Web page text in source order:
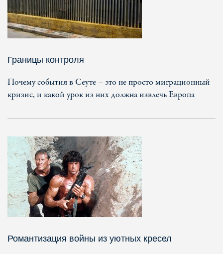
Границы контроля
Почему события в Сеуте – это не просто миграционный
кризис, и какой урок из них должна извлечь Европа
Романтизация войны из уютных кресел